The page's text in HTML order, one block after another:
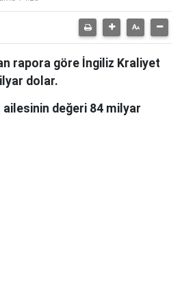
rapora göre İngiliz Kraliyet
dolar.
değeri 84 milyar